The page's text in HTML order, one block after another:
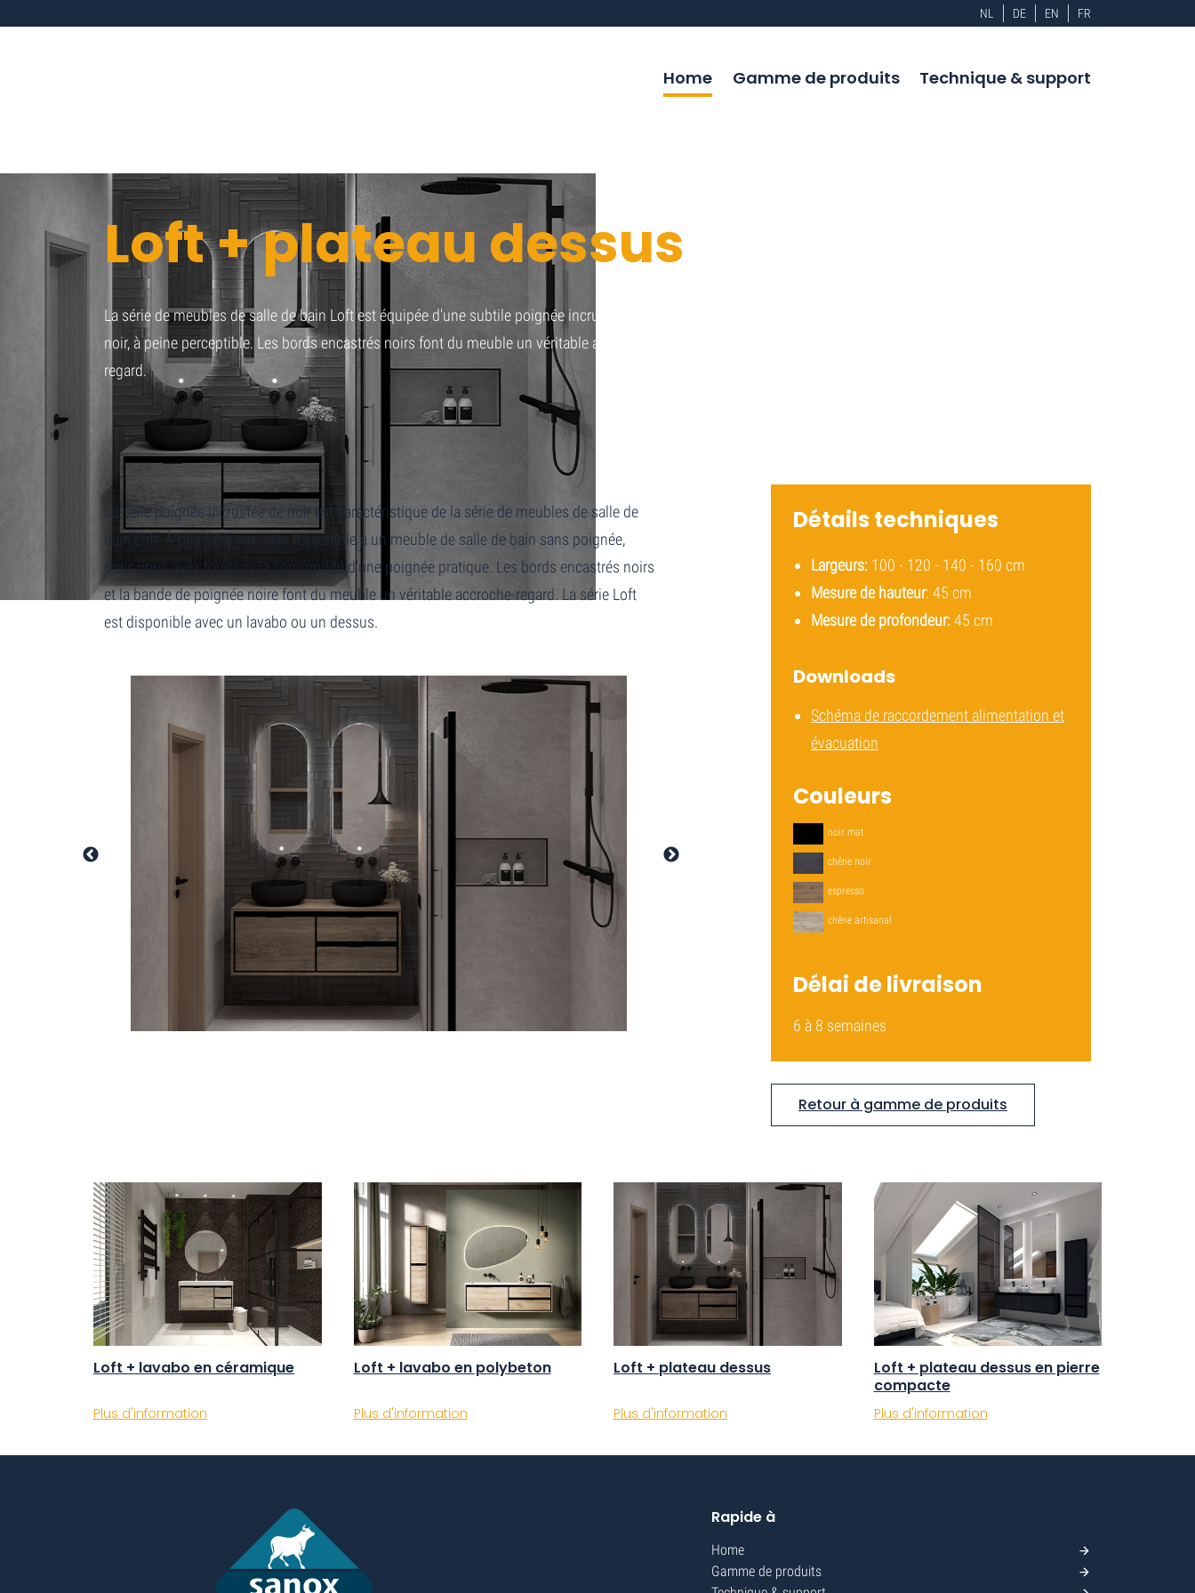
NL DE EN FR
Home Gamme de produits Technique & support
Loft + plateau dessus
La série de meubles de salle de bain Loft est équipée d'une subtile poignée incrustée de
noir, à peine perceptible. Les bords encastrés noirs font du meuble un véritable accroche-
regard.
Home Loft + plateau dessus
La belle poignée incrustée de noir est caractéristique de la série de meubles de salle de
bain Loft. À première vue, cela ressemble à un meuble de salle de bain sans poignée,
mais vous avez toujours la commodité d'une poignée pratique. Les bords encastrés noirs
et la bande de poignée noire font du meuble un véritable accroche-regard. La série Loft
est disponible avec un lavabo ou un dessus.
Détails techniques
Largeurs: 100 - 120 - 140 - 160 cm
Mesure de hauteur: 45 cm
Mesure de profondeur:45 cm
Downloads
Schéma de raccordement alimentation et
évacuation
Couleurs
noir mat
chêne noir
espresso
chêne artisanal
Délai de livraison
6 à 8 semaines
Retour à gamme de produits
Loft + lavabo en céramique
Plus d'information
Loft + lavabo en polybeton
Plus d'information
Loft + plateau dessus
Plus d'information
Loft + plateau dessus en pierre
compacte
Plus d'information
Rapide à
Home
Gamme de produits